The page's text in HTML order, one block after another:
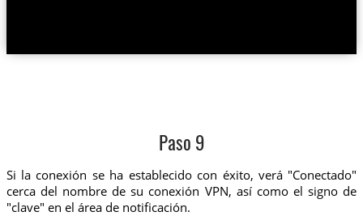
Paso 9
Si la conexión se ha establecido con éxito, verá "Conectado"
cerca del nombre de su conexión VPN, así como el signo de
"clave" en el área de notificación.